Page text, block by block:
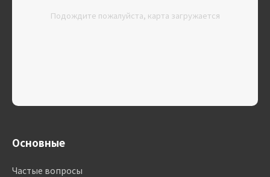
Подождите пожалуйста, карта загружается
Основные
Частые вопросы